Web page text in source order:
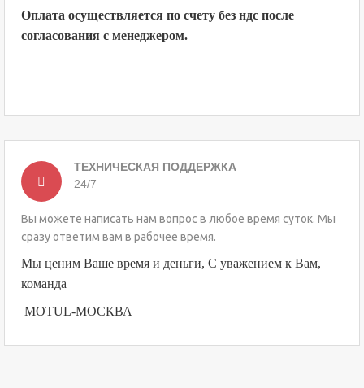
Оплата осуществляется по счету без ндс после
согласования с менеджером.
ТЕХНИЧЕСКАЯ ПОДДЕРЖКА
24/7
Вы можете написать нам вопрос в любое время суток. Мы
сразу ответим вам в рабочее время.
Мы ценим Ваше время и деньги, С уважением к Вам,
команда
MOTUL-МОСКВА